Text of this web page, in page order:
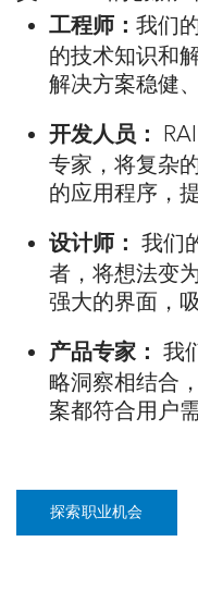
工程师： 我们
的技术知识和
解决方案稳健
开发人员：
专家，将复杂
的应用程序，
设计师：
我们
者，将想法变
强大的界面，
产品专家：​
我
略洞察相结合
案都符合用户
探索职业机会